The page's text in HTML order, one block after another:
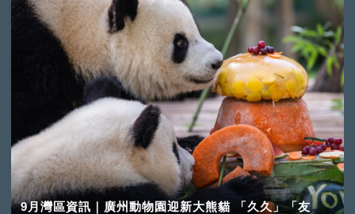
9月灣區資訊｜廣州動物園迎新大熊貓 「久久」「友